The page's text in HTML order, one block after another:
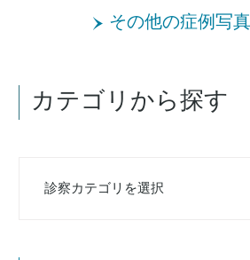
その他の症例写
カテゴリから探す